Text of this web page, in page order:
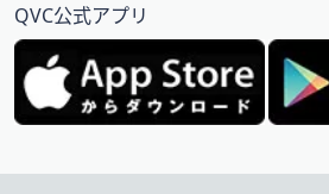
QVC公式アプリ